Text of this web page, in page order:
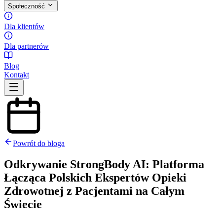
Społeczność
Dla klientów
Dla partnerów
Blog
Kontakt
Powrót do bloga
Odkrywanie StrongBody AI: Platforma
Łącząca Polskich Ekspertów Opieki
Zdrowotnej z Pacjentami na Całym
Świecie